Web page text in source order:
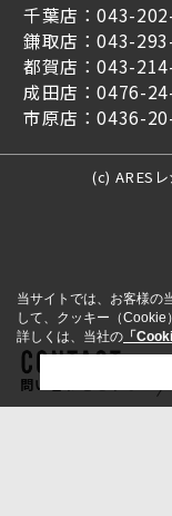
千葉店：043-
鎌取店：043-
都賀店：043-
成田店：0476-
市原店：0436-
(c) ARES
問い合わせをする
当サイトでは、お客様の
して、クッキー（Cookie
詳しくは、当社の 「